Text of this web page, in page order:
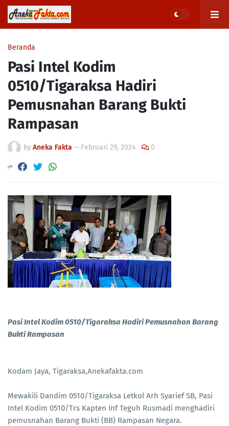
Beranda
Pasi Intel Kodim
0510/Tigaraksa Hadiri
Pemusnahan Barang Bukti
Rampasan
byAneka Fakta — Februari 29, 2024 0
Pasi Intel Kodim 0510/Tigaraksa Hadiri Pemusnahan Barang
Bukti Rampasan
Kodam Jaya, Tigaraksa,Anekafakta.com
Mewakili Dandim 0510/Tigaraksa Letkol Arh Syarief SB, Pasi
Intel Kodim 0510/Trs Kapten Inf Teguh Rusmadi menghadiri
pemusnahan Barang Bukti (BB) Rampasan Negara.